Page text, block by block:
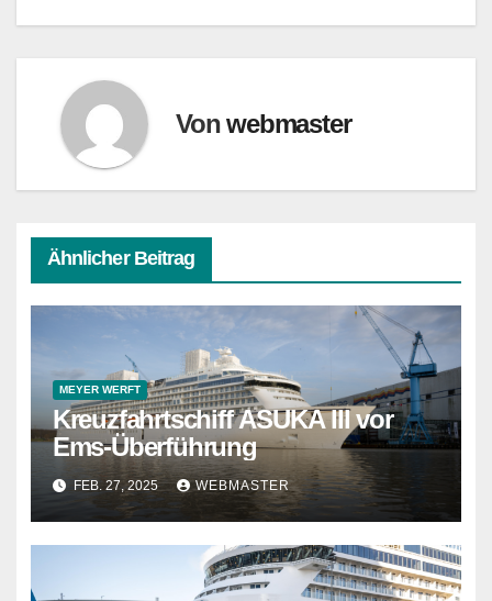
Vonwebmaster
Ähnlicher Beitrag
MEYER WERFT
Kreuzfahrtschiff ASUKA III vor
Ems-Überführung
FEB. 27, 2025 WEBMASTER